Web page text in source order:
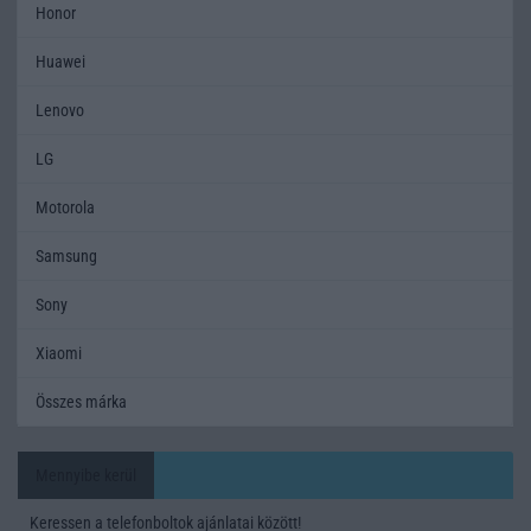
Honor
Huawei
Lenovo
LG
Motorola
Samsung
Sony
Xiaomi
Összes márka
Keressen a telefonboltok ajánlatai között!